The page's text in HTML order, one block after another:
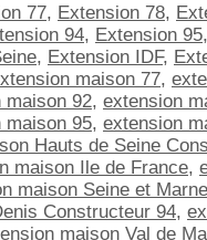
77, Extension 78,
94, Extension 95
, Extension IDF,
maison 77,
maison 92, extension
maison 95, extension
Hauts de Seine
maison Ile de France,
maison Seine et
Constructeur 94,
maison Val de